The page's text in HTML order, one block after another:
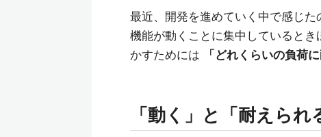
最近、開発を進めていく中で感じた
機能が動くことに集中していると
かすためには
「どれくらいの負荷
「動く」と「耐えら